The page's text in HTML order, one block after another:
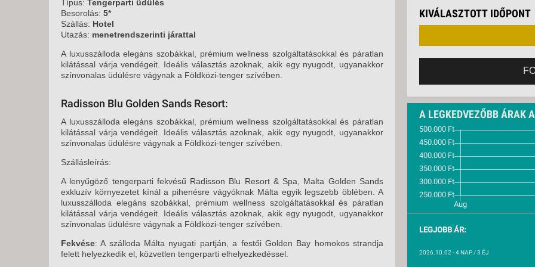
SZÁLLODÁK
CSÚSZDÁVAL
A LEGKEDVEZŐBB ÁRAK
LEGJOBB ÁR:
2026.10.02 - 4 NAP / 3 ÉJ
2026. OKTÓBER
2026. OKTÓBER
2026. OKTÓBER
2026. OKTÓBER
2026. OKTÓBER
2026. OKTÓBER
2026. OKTÓBER 18.,
2026. OKTÓBER
2026. OKTÓBER
2026. OKTÓBER
KIVÁLASZTOTT IDŐPONT
Típus: Tengerparti üdülés
Besorolás: 5*
Szállás: Hotel
Utazás: menetrendszerinti járattal
A luxusszálloda elegáns szobákkal, prémium wellness szolgáltatásokkal és páratlan
kilátással várja vendégeit. Ideális választás azoknak, akik egy nyugodt, ugyanakkor
színvonalas üdülésre vágynak a Földközi-tenger szívében.
Radisson Blu Golden Sands Resort:
A luxusszálloda elegáns szobákkal, prémium wellness szolgáltatásokkal és páratlan
kilátással várja vendégeit. Ideális választás azoknak, akik egy nyugodt, ugyanakkor
színvonalas üdülésre vágynak a Földközi-tenger szívében.
Szállásleírás:
A lenyűgöző tengerparti fekvésű Radisson Blu Resort & Spa, Malta Golden Sands
exkluzív környezetet kínál a pihenésre vágyóknak Málta egyik legszebb öblében. A
luxusszálloda elegáns szobákkal, prémium wellness szolgáltatásokkal és páratlan
kilátással várja vendégeit. Ideális választás azoknak, akik egy nyugodt, ugyanakkor
színvonalas üdülésre vágynak a Földközi-tenger szívében.
Fekvése: A szálloda Málta nyugati partján, a festői Golden Bay homokos strandja
felett helyezkedik el, közvetlen tengerparti elhelyezkedéssel.